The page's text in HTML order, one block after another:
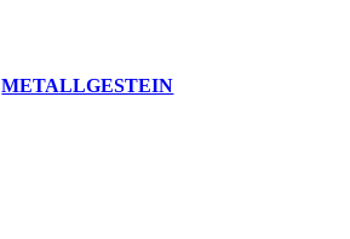
METALLGESTEIN